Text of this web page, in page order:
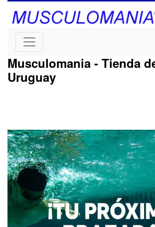
Musculomania - Tienda
Uruguay